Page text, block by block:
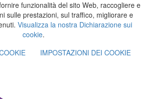
funzionalità del sito Web, raccogliere e
sulle prestazioni, sul traffico, migliorare e
Visualizza la nostra Dichiarazione sui
cookie.
IMPOSTAZIONI DEI COOKIE